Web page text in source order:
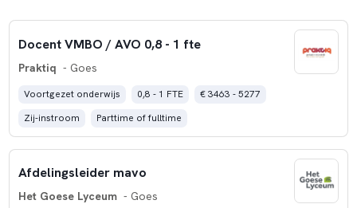
Docent VMBO / AVO 0,8 - 1 fte
Praktiq - Goes
Voortgezet onderwijs 0,8 - 1 FTE
€ 3463 - 5277
Zij-instroom
Parttime of fulltime
Afdelingsleider mavo
Het Goese Lyceum - Goes